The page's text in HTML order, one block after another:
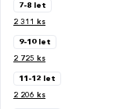
7-8 let
2 311 ks
9-10 let
2 725 ks
11-12 let
2 206 ks